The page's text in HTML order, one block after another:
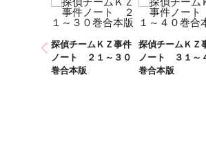
探偵チームＫＺ事件
ノート ２１～３０
巻合本版
探偵チームＫＺ事件
ノート ３１～４０
巻合本版